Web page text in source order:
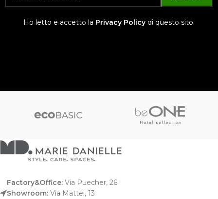
Ho letto e accetto la Privacy Policy di questo sito.
Factory&Office: Via Puecher, 26
Showroom: Via Mattei, 13